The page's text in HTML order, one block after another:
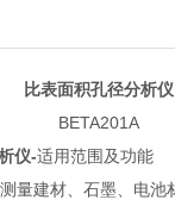
比表面积孔径分析仪
BETA201A
仪-适用范围及功能
量建材、石墨、电池